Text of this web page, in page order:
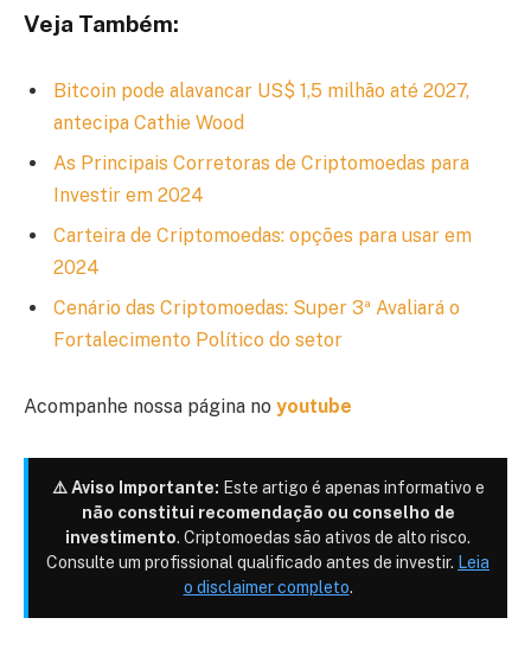
Veja Também:
Bitcoin pode alavancar US$ 1,5 milhão até 2027,
antecipa Cathie Wood
As Principais Corretoras de Criptomoedas para
Investir em 2024
Carteira de Criptomoedas: opções para usar em
2024
Cenário das Criptomoedas: Super 3ª Avaliará o
Fortalecimento Político do setor
Acompanhe nossa página no youtube
⚠️ Aviso Importante: Este artigo é apenas informativo e
não constitui recomendação ou conselho de
investimento. Criptomoedas são ativos de alto risco.
Consulte um profissional qualificado antes de investir. Leia
o disclaimer completo.